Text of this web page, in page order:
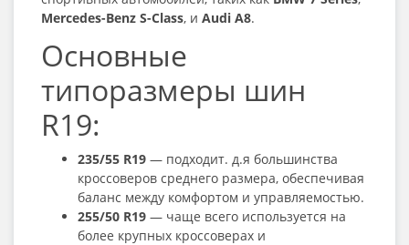
Mercedes-Benz S-Class, и Audi A8.
Основные
типоразмеры шин
R19:
235/55 R19 — подходит. д.я большинства
кроссоверов среднего размера, обеспечивая
баланс между комфортом и управляемостью.
255/50 R19 — чаще всего используется на
более крупных кроссоверах и